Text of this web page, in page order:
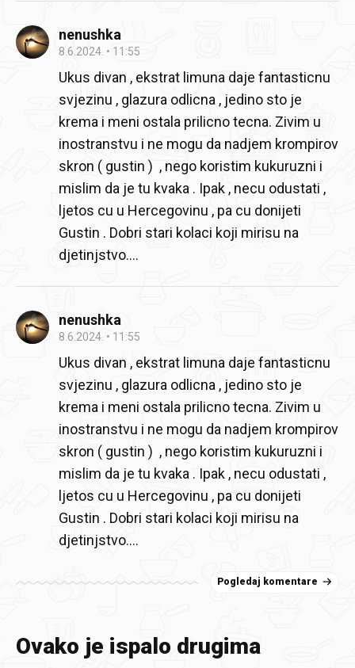
nenushka
8.6.2024. 11:55
Ukus divan , ekstrat limuna daje fantasticnu
svjezinu , glazura odlicna , jedino sto je
krema i meni ostala prilicno tecna. Zivim u
inostranstvu i ne mogu da nadjem krompirov
skron ( gustin ) , nego koristim kukuruzni i
mislim da je tu kvaka . Ipak , necu odustati ,
ljetos cu u Hercegovinu , pa cu donijeti
Gustin . Dobri stari kolaci koji mirisu na
djetinjstvo....
nenushka
8.6.2024. 11:55
Ukus divan , ekstrat limuna daje fantasticnu
svjezinu , glazura odlicna , jedino sto je
krema i meni ostala prilicno tecna. Zivim u
inostranstvu i ne mogu da nadjem krompirov
skron ( gustin ) , nego koristim kukuruzni i
mislim da je tu kvaka . Ipak , necu odustati ,
ljetos cu u Hercegovinu , pa cu donijeti
Gustin . Dobri stari kolaci koji mirisu na
djetinjstvo....
Pogledaj komentare
Ovako je ispalo drugima